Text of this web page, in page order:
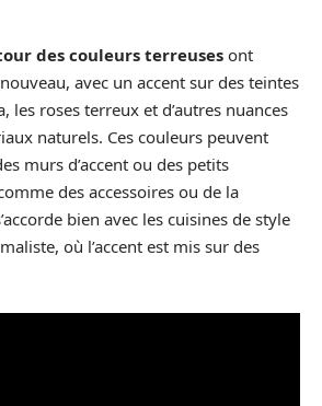
des couleurs terreuses ont
avec un accent sur des teintes
les roses terreux et d’autres nuances
naturels. Ces couleurs peuvent
murs d’accent ou des petits
des accessoires ou de la
bien avec les cuisines de style
où l’accent est mis sur des